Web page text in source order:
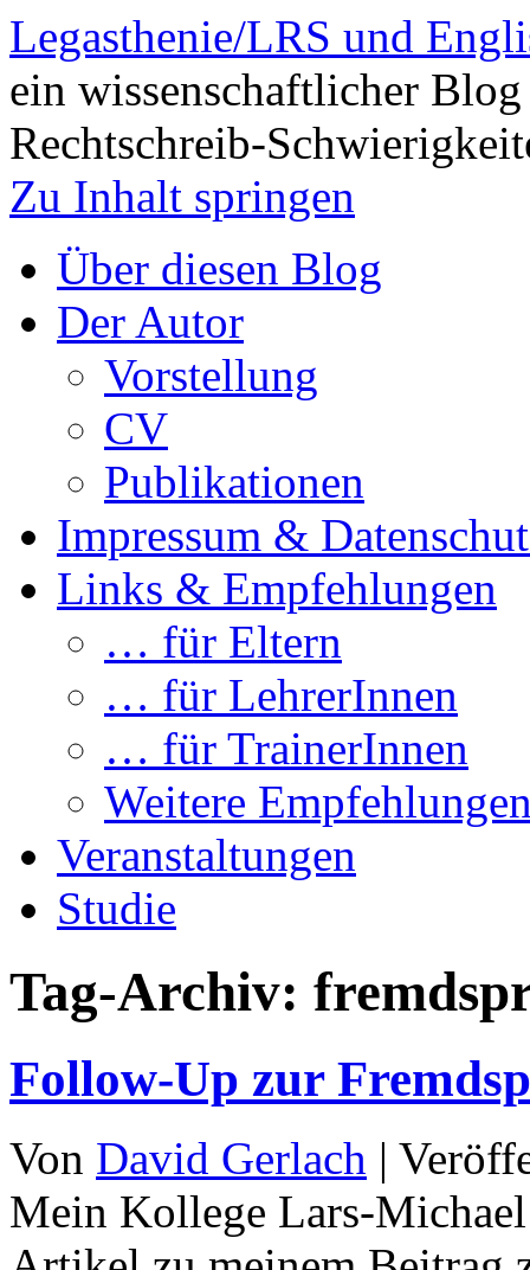
Legasthenie/LRS und
ein wissenschaftlicher
Rechtschreib-
Zu Inhalt springen
Über diesen Blog
Der Autor
Vorstellung
CV
Publikationen
Impressum &
Links & Empfehlungen
… für Eltern
… für LehrerInnen
… für TrainerInnen
Weitere
Veranstaltungen
Studie
Tag-Archiv:
Follow-Up zur
Von David Gerlach |
Mein Kollege Lars-